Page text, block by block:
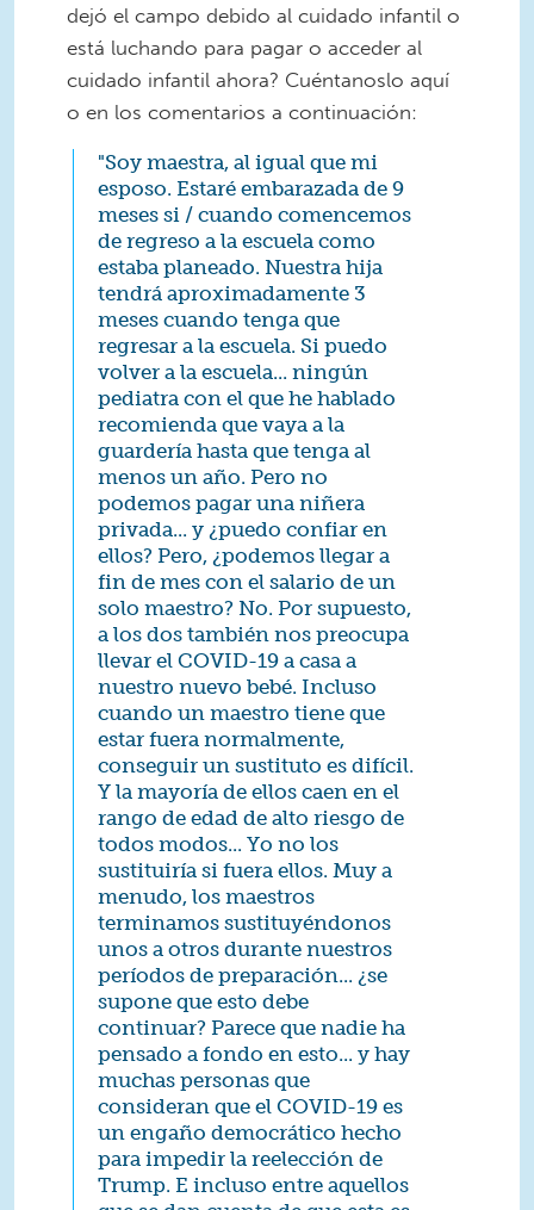
dejó el campo debido al cuidado infantil o
está luchando para pagar o acceder al
cuidado infantil ahora? Cuéntanoslo aquí
o en los comentarios a continuación:
"Soy maestra, al igual que mi
esposo. Estaré embarazada de 9
meses si / cuando comencemos
de regreso a la escuela como
estaba planeado. Nuestra hija
tendrá aproximadamente 3
meses cuando tenga que
regresar a la escuela. Si puedo
volver a la escuela... ningún
pediatra con el que he hablado
recomienda que vaya a la
guardería hasta que tenga al
menos un año. Pero no
podemos pagar una niñera
privada... y ¿puedo confiar en
ellos? Pero, ¿podemos llegar a
fin de mes con el salario de un
solo maestro? No. Por supuesto,
a los dos también nos preocupa
llevar el COVID-19 a casa a
nuestro nuevo bebé. Incluso
cuando un maestro tiene que
estar fuera normalmente,
conseguir un sustituto es difícil.
Y la mayoría de ellos caen en el
rango de edad de alto riesgo de
todos modos... Yo no los
sustituiría si fuera ellos. Muy a
menudo, los maestros
terminamos sustituyéndonos
unos a otros durante nuestros
períodos de preparación... ¿se
supone que esto debe
continuar? Parece que nadie ha
pensado a fondo en esto... y hay
muchas personas que
consideran que el COVID-19 es
un engaño democrático hecho
para impedir la reelección de
Trump. E incluso entre aquellos